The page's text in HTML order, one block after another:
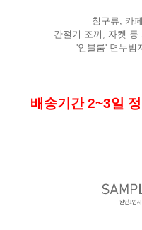
침구류, 카
간절기 조끼, 자켓
'인블룸' 면누빔
배송기간 2~3일